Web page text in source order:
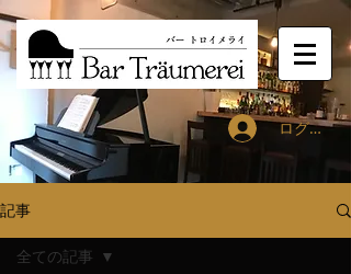
ログイン
記事
全ての記事